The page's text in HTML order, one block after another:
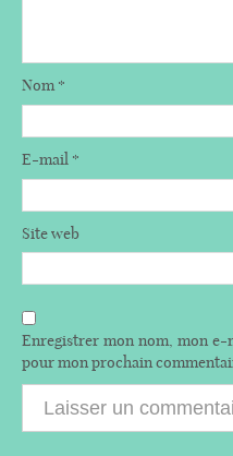
Nom*
E-mail *
Site web
Enregistrer mon nom, mon e-
pour mon prochain